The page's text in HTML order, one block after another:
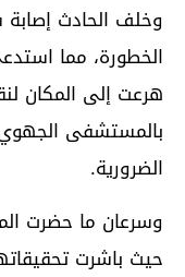
وخلف الحادث
الخطورة، مما
هرعت إلى المكان
بالمستشفى
الضرورية.
وسرعان ما حضرت
حيث باشرت